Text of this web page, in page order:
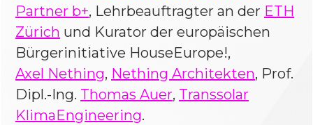
Partner b+, Lehrbeauftragter an der ETH
Zürich und Kurator der europäischen
Bürgerinitiative HouseEurope!,
Axel Nething, Nething Architekten, Prof.
Dipl.-Ing. Thomas Auer, Transsolar
KlimaEngineering.